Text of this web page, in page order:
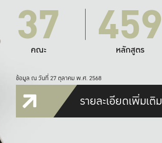
37
คณะ 459
หลักสูตร
ข้อมูล ณ วันที่ 27 ตุลาคม พ.ศ. 2568
รายละเอียดเพิ่มเติม